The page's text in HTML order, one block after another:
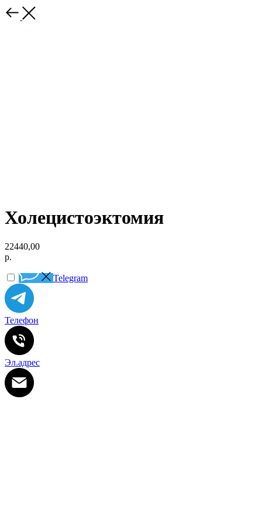
Холецистоэктомия
22440,00
р.
Telegram
Телефон
Эл.адрес